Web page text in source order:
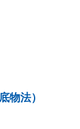
物法）